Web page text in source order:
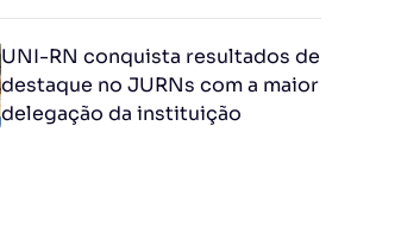
UNI-RN conquista resultados de
destaque no JURNs com a maior
delegação da instituição